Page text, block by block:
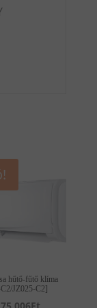
hűtő-fűtő klíma
JZ025-C2]